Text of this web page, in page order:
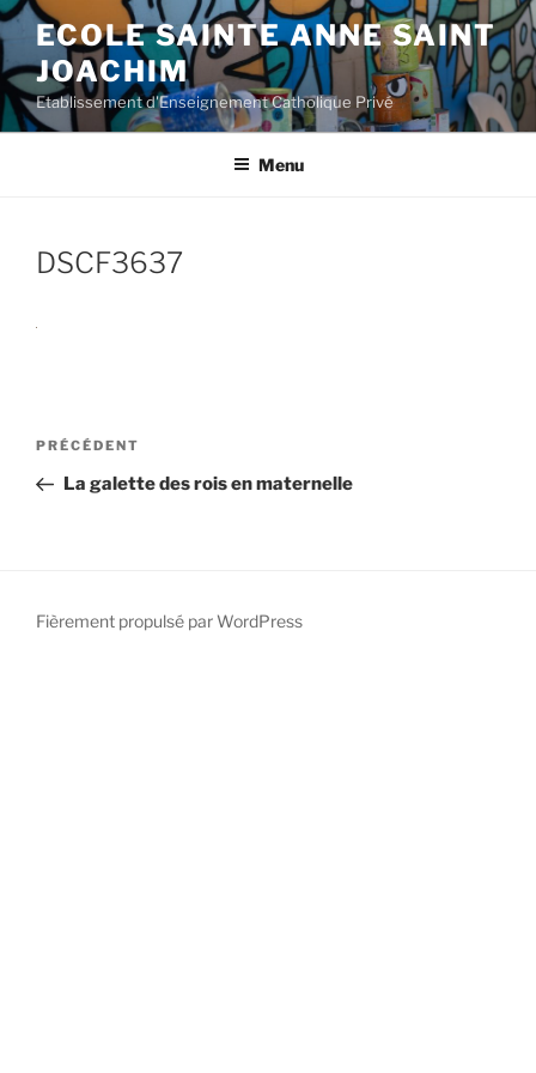
Aller
au
contenu
principal
ECOLE SAINTE ANNE SAINT
JOACHIM
Etablissement d'Enseignement Catholique Privé
Menu
DSCF3637
Navigation
l’article
Article
précédent
PRÉCÉDENT
La galette des rois en maternelle
Fièrement propulsé par WordPress